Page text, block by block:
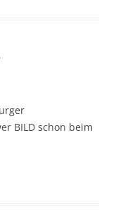
BILD schon beim